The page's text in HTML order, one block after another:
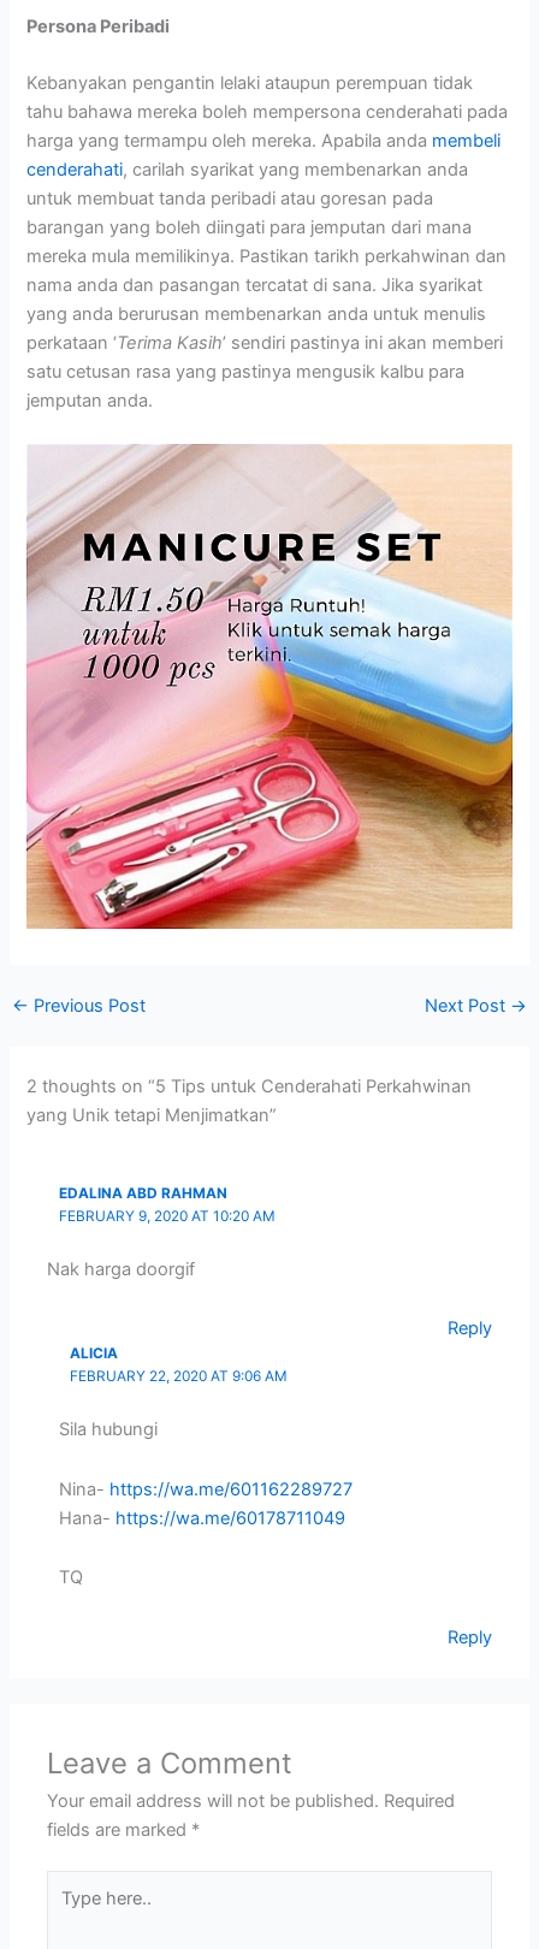
Persona Peribadi
Kebanyakan pengantin lelaki ataupun perempuan tidak
tahu bahawa mereka boleh mempersona cenderahati pada
harga yang termampu oleh mereka. Apabila anda membeli
cenderahati, carilah syarikat yang membenarkan anda
untuk membuat tanda peribadi atau goresan pada
barangan yang boleh diingati para jemputan dari mana
mereka mula memilikinya. Pastikan tarikh perkahwinan dan
nama anda dan pasangan tercatat di sana. Jika syarikat
yang anda berurusan membenarkan anda untuk menulis
perkataan ‘Terima Kasih’ sendiri pastinya ini akan memberi
satu cetusan rasa yang pastinya mengusik kalbu para
jemputan anda.
← Previous Post Next Post →
2 thoughts on “5 Tips untuk Cenderahati Perkahwinan
yang Unik tetapi Menjimatkan”
EDALINA ABD RAHMAN
FEBRUARY 9, 2020 AT 10:20 AM
Nak harga doorgif
Reply
ALICIA
FEBRUARY 22, 2020 AT 9:06 AM
Sila hubungi
Nina- https://wa.me/601162289727
Hana- https://wa.me/60178711049
TQ
Reply
Leave a Comment
Your email address will not be published. Required
fields are marked *
here..